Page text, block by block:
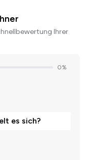
Ihrer